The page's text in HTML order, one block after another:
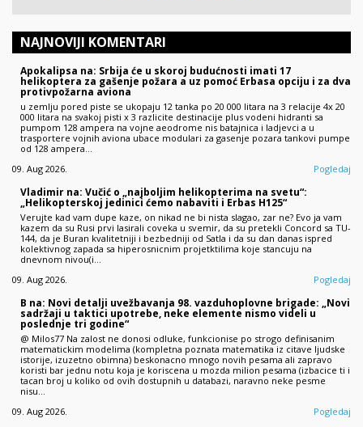
NAJNOVIJI KOMENTARI
Apokalipsa na: Srbija će u skoroj budućnosti imati 17
helikoptera za gašenje požara a uz pomoć Erbasa opciju i za dva
protivpožarna aviona
u zemlju pored piste se ukopaju 12 tanka po 20 000 litara na 3 relacije 4x 20
000 litara na svakoj pisti x 3 razlicite destinacije plus vodeni hidranti sa
pumpom 128 ampera na vojne aeodrome nis batajnica i ladjevci a u
trasportere vojnih aviona ubace modulari za gasenje pozara tankovi pumpe
od 128 ampera…
09. Aug 2026.
Pogledaj
Vladimir na: Vučić o „najboljim helikopterima na svetu“:
„Helikopterskoj jedinici ćemo nabaviti i Erbas H125“
Verujte kad vam dupe kaze, on nikad ne bi nista slagao, zar ne? Evo ja vam
kazem da su Rusi prvi lasirali coveka u svemir, da su pretekli Concord sa TU-
144, da je Buran kvalitetniji i bezbedniji od Satla i da su dan danas ispred
kolektivnog zapada sa hiperosnicnim projetktilima koje stancuju na
dnevnom nivou(i…
09. Aug 2026.
Pogledaj
B na: Novi detalji uvežbavanja 98. vazduhoplovne brigade: „Novi
sadržaji u taktici upotrebe, neke elemente nismo videli u
poslednje tri godine“
@ Milos77 Na zalost ne donosi odluke, funkcionise po strogo definisanim
matematickim modelima (kompletna poznata matematika iz citave ljudske
istorije, izuzetno obimna) beskonacno mnogo novih pesama ali zapravo
koristi bar jednu notu koja je koriscena u mozda milion pesama (izbacice ti i
tacan broj u koliko od ovih dostupnih u databazi, naravno neke pesme
nisu…
09. Aug 2026.
Pogledaj